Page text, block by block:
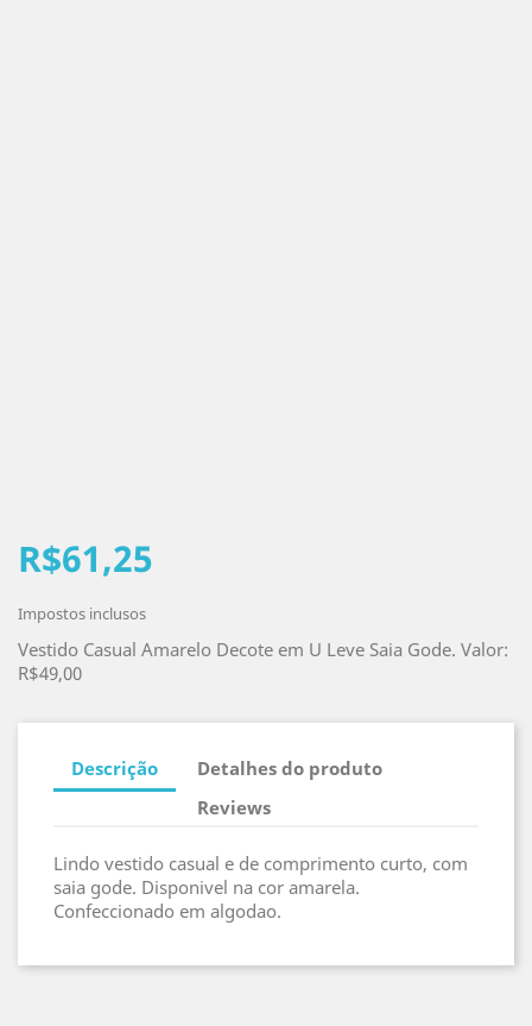
R$61,25
Impostos inclusos
Vestido Casual Amarelo Decote em U Leve Saia Gode. Valor:
R$49,00
Descrição
Detalhes do produto
Reviews
Lindo vestido casual e de comprimento curto, com
saia gode. Disponivel na cor amarela.
Confeccionado em algodao.